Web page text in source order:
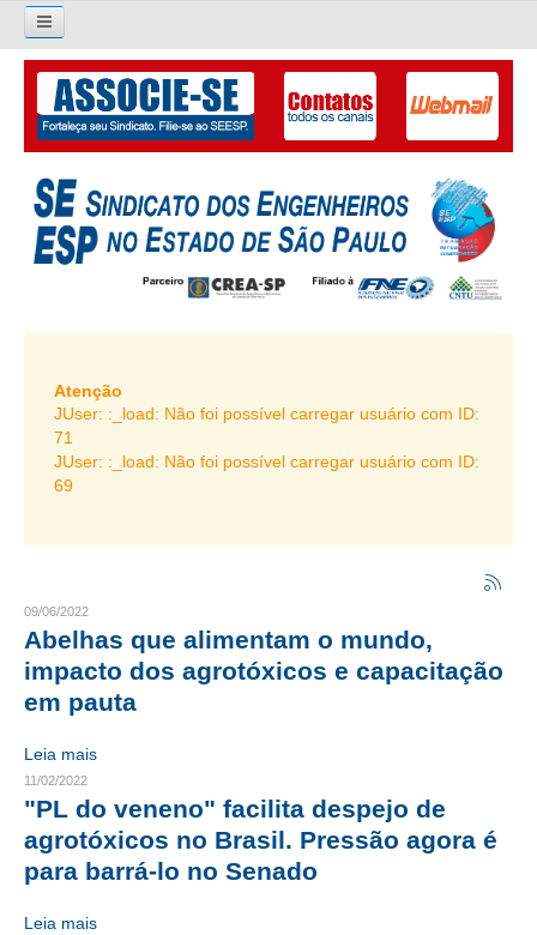
Pesquisar...
O SINDICATO
APRESENTAÇÃO
PALAVRA DO PRESIDENTE
DIRETORIA
LIVRO GESTÃO 2026-2029
SUBSEDES SINDICAIS
GALERIA EX-PRESIDENTES
CONSELHO TECNOLÓGICO
HISTÓRICO E ATUAÇÃO
CONSELHOS ASSESSORES
NÚCLEO DA MULHER ENGENHEIRA
TRANSPARÊNCIA
Atenção
JUser: :_load: Não foi possível carregar usuário com ID:
71
JUser: :_load: Não foi possível carregar usuário com ID:
69
09/06/2022
Abelhas que alimentam o mundo,
impacto dos agrotóxicos e capacitação
em pauta
Leia mais
11/02/2022
"PL do veneno" facilita despejo de
agrotóxicos no Brasil. Pressão agora é
para barrá-lo no Senado
Leia mais